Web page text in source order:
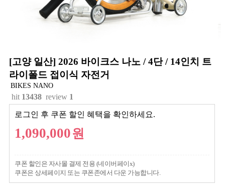
[고양 일산] 2026 바이크스 나노 / 4단 / 14인치 트
라이폴드 접이식 자전거
BIKES NANO
hit 13438 review 1
로그인 후 쿠폰 할인 혜택을 확인하세요.
1,090,000원
쿠폰 할인은 자사몰 결제 전용 (네이버페이x)
쿠폰은 상세페이지 또는 쿠폰존에서 다운 가능합니다.